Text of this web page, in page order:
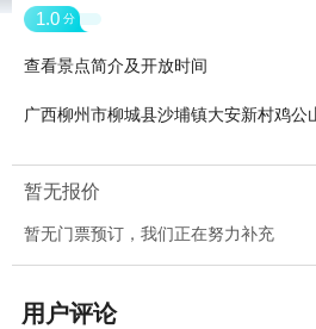
1.0 分
查看景点简介及开放时间
广西柳州市柳城县沙埔镇大安新村鸡公
暂无报价
暂无门票预订，我们正在努力补充
用户评论